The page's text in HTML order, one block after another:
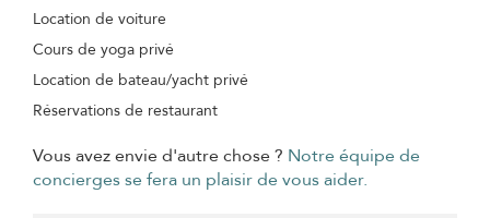
Location de voiture
Cours de yoga privé
Location de bateau/yacht privé
Réservations de restaurant
Vous avez envie d'autre chose ? Notre équipe de
concierges se fera un plaisir de vous aider.